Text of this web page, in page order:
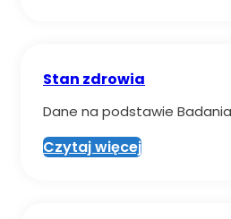
Stan zdrowia
Dane na podstawie
Czytaj więcej